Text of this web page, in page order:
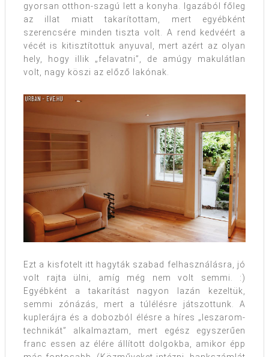
gyorsan otthon-szagú lett a konyha. Igazából főleg
az illat miatt takarítottam, mert egyébként
szerencsére minden tiszta volt. A rend kedvéért a
vécét is kitisztítottuk anyuval, mert azért az olyan
hely, hogy illik „felavatni”, de amúgy makulátlan
volt, nagy köszi az előző lakónak.
Ezt a kisfotelt itt hagyták szabad felhasználásra, jó
volt rajta ülni, amíg még nem volt semmi. :)
Egyébként a takarítást nagyon lazán kezeltük,
semmi zónázás, mert a túlélésre játszottunk. A
kuplerájra és a dobozból élésre a híres „leszarom-
technikát” alkalmaztam, mert egész egyszerűen
franc essen az élére állított dolgokba, amikor épp